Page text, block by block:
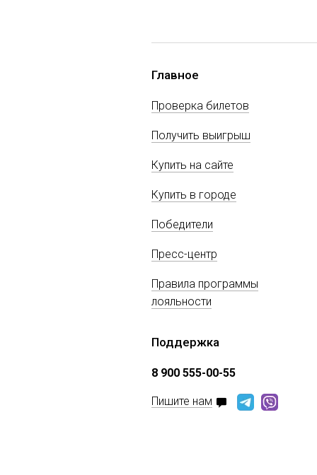
Главное
Проверка билетов
Получить выигрыш
Купить на сайте
Купить в городе
Победители
Пресс-центр
Правила программы
лояльности
Поддержка
8 900 555-00-55
Пишите нам